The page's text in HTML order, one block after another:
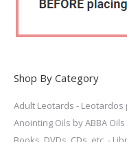
Shop By Category
Adult Leotards -
Anointing Oils by ABBA